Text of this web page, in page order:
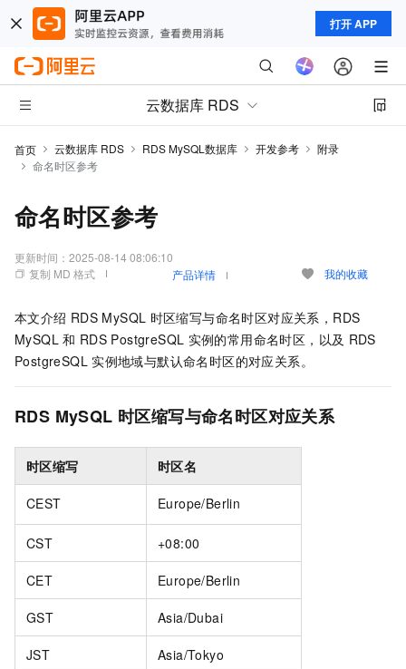
打开 APP
云数据库 RDS
首页 云数据库 RDS RDS MySQL数据库 开发参考
附录
命名时区参考
命名时区参考
更新时间： 2025-08-14 08:06:10
复制 MD 格式
产品详情 我的收藏
本文介绍 RDS MySQL 时区缩写与命名时区对应关系，RDS
MySQL 和 RDS PostgreSQL 实例的常用命名时区，以及 RDS
PostgreSQL 实例地域与默认命名时区的对应关系。
RDS MySQL 时区缩写与命名时区对应关系
时区缩写 时区名
CEST Europe/Berlin
CST +08:00
CET Europe/Berlin
GST Asia/Dubai
JST Asia/Tokyo